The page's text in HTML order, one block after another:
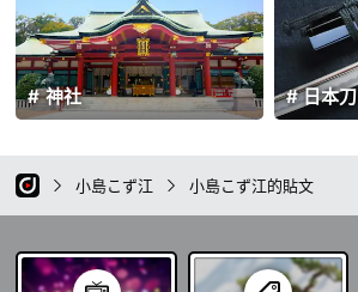
日本刀
神社
小島こず江 小島こず江的貼文